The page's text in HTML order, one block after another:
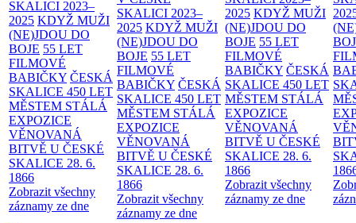
SKALICI 2023–
2025 KDYŽ MUŽI
(NE)JDOU DO
BOJE 55 LET
FILMOVÉ
BABIČKY ČESKÁ
SKALICE 450 LET
MĚSTEM STÁLÁ
EXPOZICE
VĚNOVANÁ
BITVĚ U ČESKÉ
SKALICE 28. 6.
1866
Zobrazit všechny
záznamy ze dne
SKALICI 2023–
2025 KDYŽ MUŽI
(NE)JDOU DO
BOJE 55 LET
FILMOVÉ
BABIČKY ČESKÁ
SKALICE 450 LET
MĚSTEM STÁLÁ
EXPOZICE
VĚNOVANÁ
BITVĚ U ČESKÉ
SKALICE 28. 6.
1866
Zobrazit všechny
záznamy ze dne
2025 KDYŽ MUŽI
(NE)JDOU DO
BOJE 55 LET
FILMOVÉ
BABIČKY ČESKÁ
SKALICE 450 LET
MĚSTEM STÁLÁ
EXPOZICE
VĚNOVANÁ
BITVĚ U ČESKÉ
SKALICE 28. 6.
1866
Zobrazit všechny
záznamy ze dne